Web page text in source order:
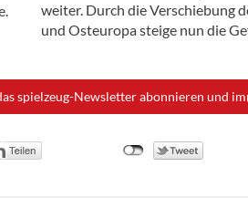
weiter. Durch die Verschiebung
und Osteuropa steige nun die
spielzeug-Newsletter abonnieren und